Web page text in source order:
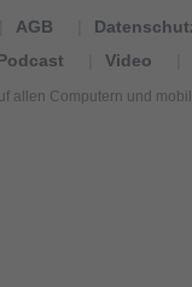
AGB
Video
allen Computern und